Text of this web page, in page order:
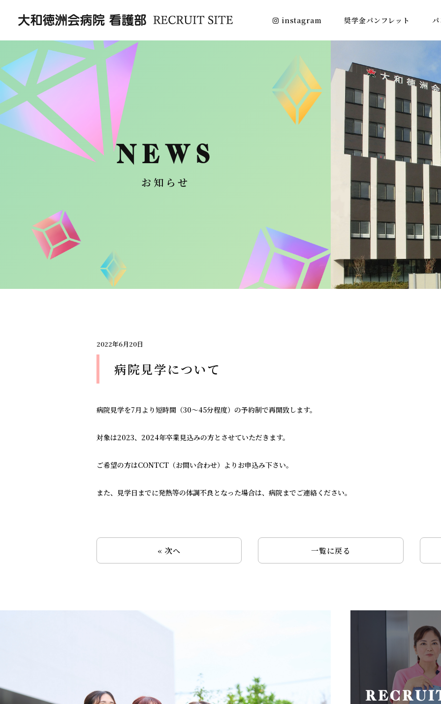
instagram 奨学金パンフレット
NEWS
お知らせ
2022年6月20日
病院見学について
病院見学を7月より短時間（30～45分程度）の予約制で再開致します。
対象は2023、2024年卒業見込みの方とさせていただきます。
ご希望の方はCONTCT（お問い合わせ）よりお申込み下さい。
また、見学日までに発熱等の体調不良となった場合は、病院までご連絡ください。
« 次へ 一覧に戻る